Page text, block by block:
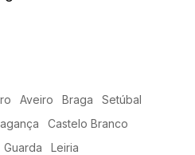
Aveiro Braga
Setúbal
Castelo Branco
Guarda
Leiria